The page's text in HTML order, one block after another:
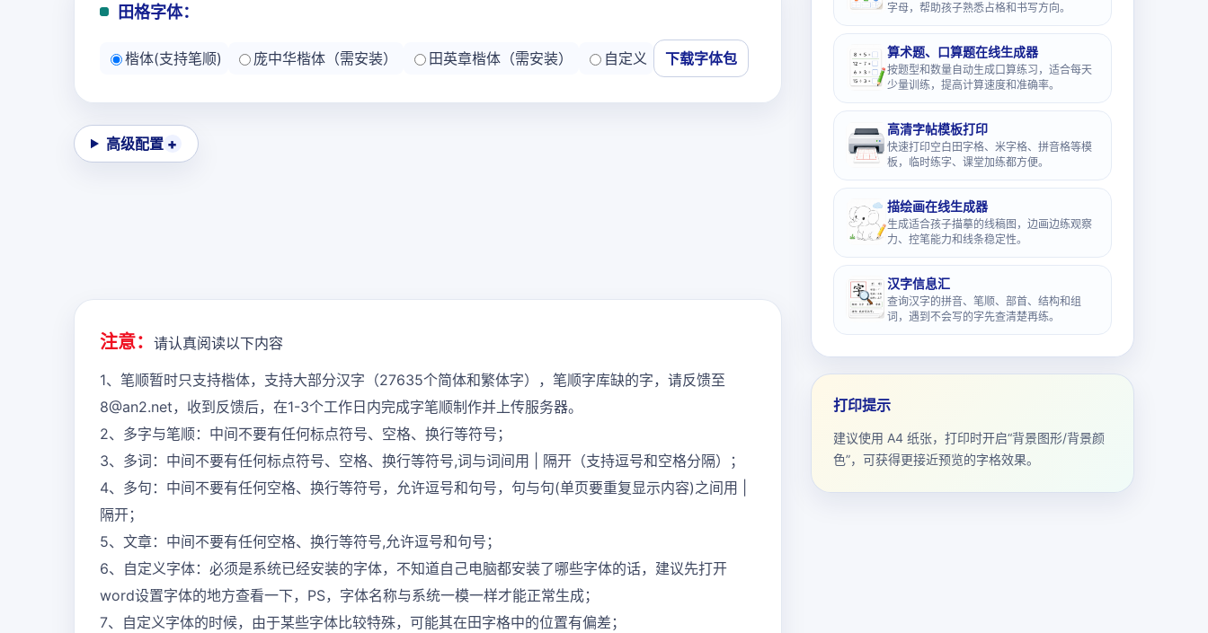
田格字体：
楷体(支持笔顺) 庞中华楷体（需安装） 田英章楷体（需安装） 自定义 下载字体包
高级配置
注意： 请认真阅读以下内容
1、笔顺暂时只支持楷体，支持大部分汉字（27635个简体和繁体字），笔顺字库缺的字，请反馈至
8@an2.net，收到反馈后，在1-3个工作日内完成字笔顺制作并上传服务器。
2、多字与笔顺：中间不要有任何标点符号、空格、换行等符号；
3、多词：中间不要有任何标点符号、空格、换行等符号,词与词间用 | 隔开（支持逗号和空格分隔）；
4、多句：中间不要有任何空格、换行等符号，允许逗号和句号，句与句(单页要重复显示内容)之间用 |
隔开；
5、文章：中间不要有任何空格、换行等符号,允许逗号和句号；
6、自定义字体：必须是系统已经安装的字体，不知道自己电脑都安装了哪些字体的话，建议先打开
word设置字体的地方查看一下，PS，字体名称与系统一模一样才能正常生成；
7、自定义字体的时候，由于某些字体比较特殊，可能其在田字格中的位置有偏差；
字母，帮助孩子熟悉占格和书写方向。
算术题、口算题在线生成器
按题型和数量自动生成口算练习，适合每天
少量训练，提高计算速度和准确率。
高清字帖模板打印
快速打印空白田字格、米字格、拼音格等模
板，临时练字、课堂加练都方便。
描绘画在线生成器
生成适合孩子描摹的线稿图，边画边练观察
力、控笔能力和线条稳定性。
汉字信息汇
查询汉字的拼音、笔顺、部首、结构和组
词，遇到不会写的字先查清楚再练。
打印提示
建议使用 A4 纸张，打印时开启“背景图形/背景颜
色”，可获得更接近预览的字格效果。